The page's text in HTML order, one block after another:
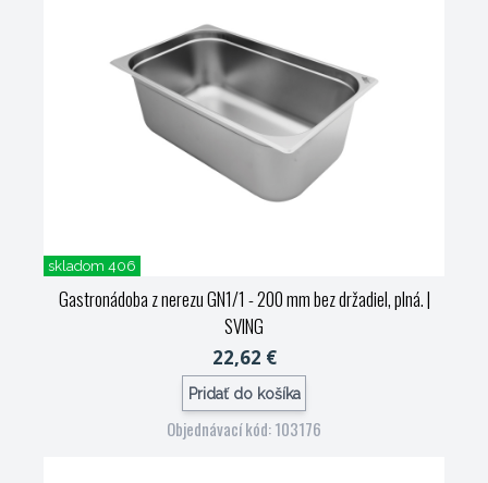
skladom 406
Gastronádoba z nerezu GN1/1 - 200 mm bez držadiel, plná.|
SVING
22,62 €
Pridať do košíka
Objednávací kód: 103176